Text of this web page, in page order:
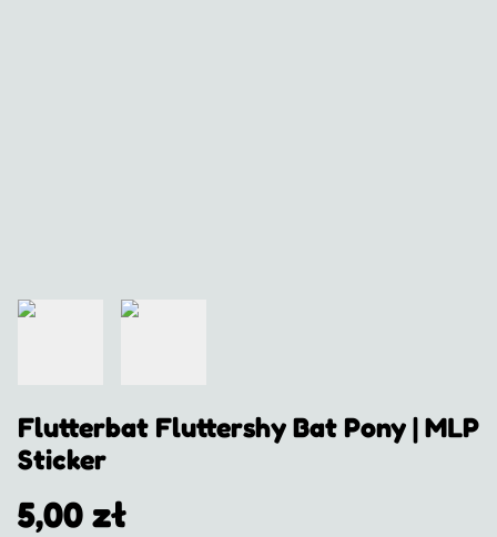
Flutterbat Fluttershy Bat Pony | MLP
Sticker
5,00 zł